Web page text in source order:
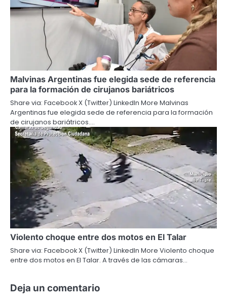
Malvinas Argentinas fue elegida sede de referencia
para la formación de cirujanos bariátricos
Share via: Facebook X (Twitter) LinkedIn More Malvinas
Argentinas fue elegida sede de referencia para la formación
de cirujanos bariátricos.…
Violento choque entre dos motos en El Talar
Share via: Facebook X (Twitter) LinkedIn More Violento choque
entre dos motos en El Talar. A través de las cámaras…
Deja un comentario